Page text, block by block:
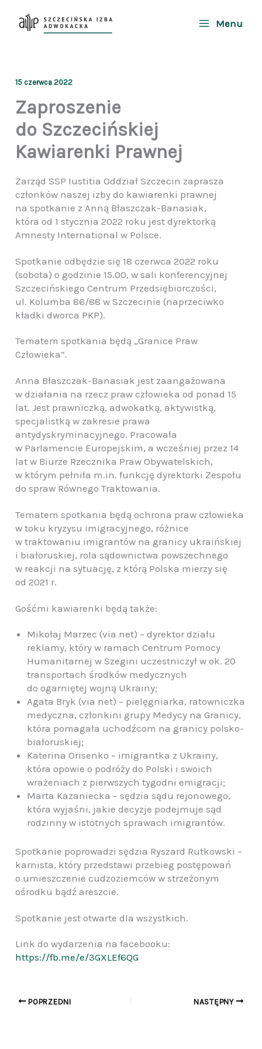
Menu
15 czerwca 2022
Zaproszenie
do Szczecińskiej
Kawiarenki Prawnej
Zarząd SSP Iustitia Oddział Szczecin zaprasza
członków naszej izby do kawiarenki prawnej
na spotkanie z Anną Błaszczak-Banasiak,
która od 1 stycznia 2022 roku jest dyrektorką
Amnesty International w Polsce.
Spotkanie odbędzie się 18 czerwca 2022 roku
(sobota) o godzinie 15.00, w sali konferencyjnej
Szczecińskiego Centrum Przedsiębiorczości,
ul. Kolumba 86/88 w Szczecinie (naprzeciwko
kładki dworca PKP).
Tematem spotkania będą „Granice Praw
Człowieka”.
Anna Błaszczak-Banasiak jest zaangażowana
w działania na rzecz praw człowieka od ponad 15
lat. Jest prawniczką, adwokatką, aktywistką,
specjalistką w zakresie prawa
antydyskryminacyjnego. Pracowała
w Parlamencie Europejskim, a wcześniej przez 14
lat w Biurze Rzecznika Praw Obywatelskich,
w którym pełniła m.in. funkcję dyrektorki Zespołu
do spraw Równego Traktowania.
Tematem spotkania będą ochrona praw człowieka
w toku kryzysu imigracyjnego, różnice
w traktowaniu imigrantów na granicy ukraińskiej
i białoruskiej, rola sądownictwa powszechnego
w reakcji na sytuację, z którą Polska mierzy się
od 2021 r.
Gośćmi kawiarenki będą także:
Mikołaj Marzec (via net) – dyrektor działu
reklamy, który w ramach Centrum Pomocy
Humanitarnej w Szegini uczestniczył w ok. 20
transportach środków medycznych
do ogarniętej wojną Ukrainy;
Agata Bryk (via net) – pielęgniarka, ratowniczka
medyczna, członkini grupy Medycy na Granicy,
która pomagała uchodźcom na granicy polsko-
białoruskiej;
Katerina Orisenko – imigrantka z Ukrainy,
która opowie o podróży do Polski i swoich
wrażeniach z pierwszych tygodni emigracji;
Marta Kazaniecka – sędzia sądu rejonowego,
która wyjaśni, jakie decyzje podejmuje sąd
rodzinny w istotnych sprawach imigrantów.
Spotkanie poprowadzi sędzia Ryszard Rutkowski –
karnista, który przedstawi przebieg postępowań
o umieszczenie cudzoziemców w strzeżonym
ośrodku bądź areszcie.
Spotkanie jest otwarte dla wszystkich.
Link do wydarzenia na facebooku:
https://fb.me/e/3GXLEf6QG
POPRZEDNI NASTĘPNY